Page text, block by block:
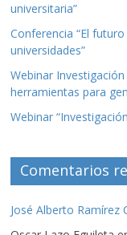
universitaria”
Conferencia “El
universidades”
Webinar
herramientas para
Webinar
Comentarios
José Alberto Ramírez